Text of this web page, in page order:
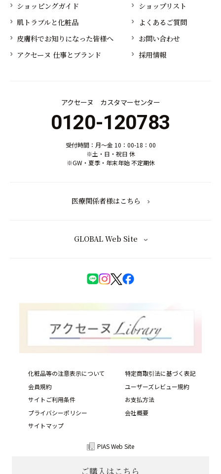
ご購入はこちら
ショッピングガイド
ショップリスト
肌トラブルと化粧品
よくあるご質問
皮膚科でお知りになった皆様へ
お問い合わせ
アクセーヌ 仕事とブランド
採用情報
アクセーヌ カスタマーセンター
0120-120783
受付時間：月～金 10：00-18：00
※土・日・祝日 休
※GW・夏季・年末年始 不定期休
医療関係者様はこちら
GLOBAL Web Site
化粧品等の注意表示について
特定商取引法に基づく表記
会員規約
ユーザーズレビュー規約
サイトご利用条件
お支払方法
プライバシーポリシー
会社概要
サイトマップ
PIAS Web Site